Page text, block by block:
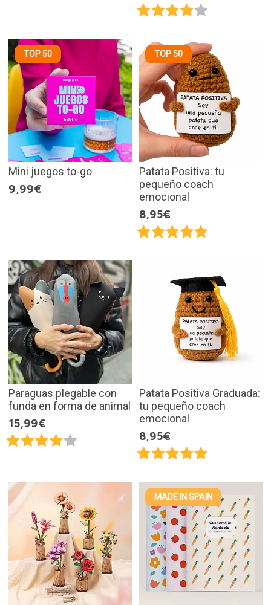
TOP 50
Mini juegos to-go
9,99€
TOP 50
Patata Positiva: tu
pequeño coach
emocional
8,95€
Paraguas plegable con
funda en forma de animal
15,99€
Patata Positiva Graduada:
tu pequeño coach
emocional
8,95€
MADE IN SPAIN